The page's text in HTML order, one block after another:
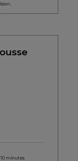
minutes.